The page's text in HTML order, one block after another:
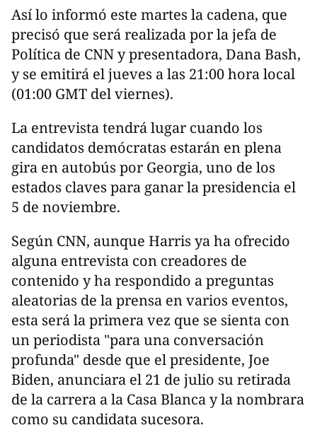
Así lo informó este martes la cadena, que
precisó que será realizada por la jefa de
Política de CNN y presentadora, Dana Bash,
y se emitirá el jueves a las 21:00 hora local
(01:00 GMT del viernes).
La entrevista tendrá lugar cuando los
candidatos demócratas estarán en plena
gira en autobús por Georgia, uno de los
estados claves para ganar la presidencia el
5 de noviembre.
Según CNN, aunque Harris ya ha ofrecido
alguna entrevista con creadores de
contenido y ha respondido a preguntas
aleatorias de la prensa en varios eventos,
esta será la primera vez que se sienta con
un periodista "para una conversación
profunda" desde que el presidente, Joe
Biden, anunciara el 21 de julio su retirada
de la carrera a la Casa Blanca y la nombrara
como su candidata sucesora.